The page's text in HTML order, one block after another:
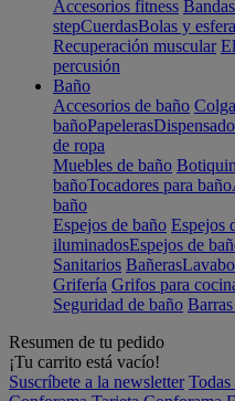
Accesorios fitness Bandas
stepCuerdasBolas y
Recuperación muscular
percusión
Baño
Accesorios de baño
bañoPapeleras
de ropa
Muebles de baño
bañoTocadores para baño
baño
Espejos de baño Espejos
iluminadosEspejos de
Sanitarios Bañeras
Grifería Grifos para
Seguridad de baño
Resumen de tu pedido
¡Tu carrito está vacío!
Suscríbete a la newsletter